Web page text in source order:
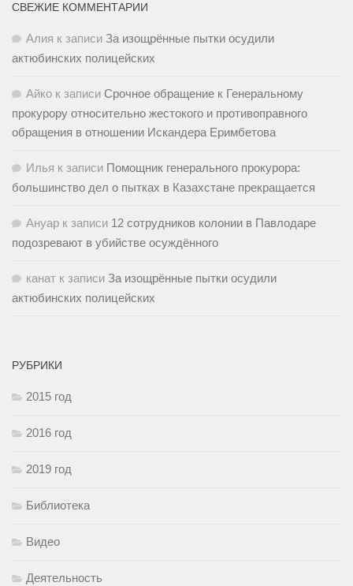
СВЕЖИЕ КОММЕНТАРИИ
Алия к записи За изощрённые пытки осудили
актюбинских полицейских
Айко к записи Срочное обращение к Генеральному
прокурору относительно жестокого и противоправного
обращения в отношении Искандера Еримбетова
Илья к записи Помощник генерального прокурора:
большинство дел о пытках в Казахстане прекращается
Ануар к записи 12 сотрудников колонии в Павлодаре
подозревают в убийстве осуждённого
канат к записи За изощрённые пытки осудили
актюбинских полицейских
РУБРИКИ
2015 год
2016 год
2019 год
Библиотека
Видео
Деятельность